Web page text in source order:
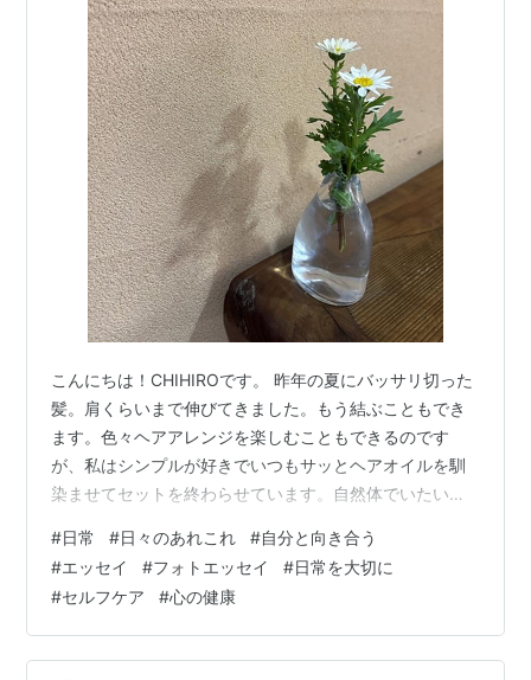
こんにちは！CHIHIROです。 昨年の夏にバッサリ切った
髪。肩くらいまで伸びてきました。もう結ぶこともでき
ます。色々ヘアアレンジを楽しむこともできるのです
が、私はシンプルが好きでいつもサッとヘアオイルを馴
染ませてセットを終わらせています。自然体でいたい
んのおうちの近くに素敵なオーガニックのカフェがあり
ます。そこで少し休憩。小さな店内の３つのテーブルと
カウンター全てにお花が飾られていました。こういった
ひとつひとつの癒しがお店に人を呼んでいるんだな
ぁ・・・と感じました。 Ａちゃんとはこの日、２０２５
#日常 #日々のあれこれ #自分と向き合う
#エッセイ #フォトエッセイ #日常を大切に
#セルフケア #心の健康